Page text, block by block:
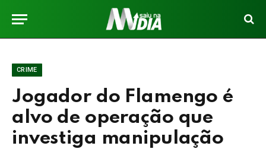
CRIME
Jogador do Flamengo é
alvo de operação que
investiga manipulação